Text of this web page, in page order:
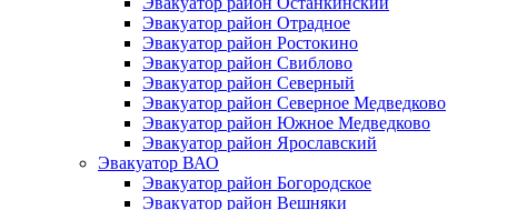
Эвакуатор район Отрадное
Эвакуатор район Ростокино
Эвакуатор район Свиблово
Эвакуатор район Северный
Эвакуатор район Северное Медведково
Эвакуатор район Южное Медведково
Эвакуатор район Ярославский
Эвакуатор ВАО
Эвакуатор район Богородское
Эвакуатор район Вешняки